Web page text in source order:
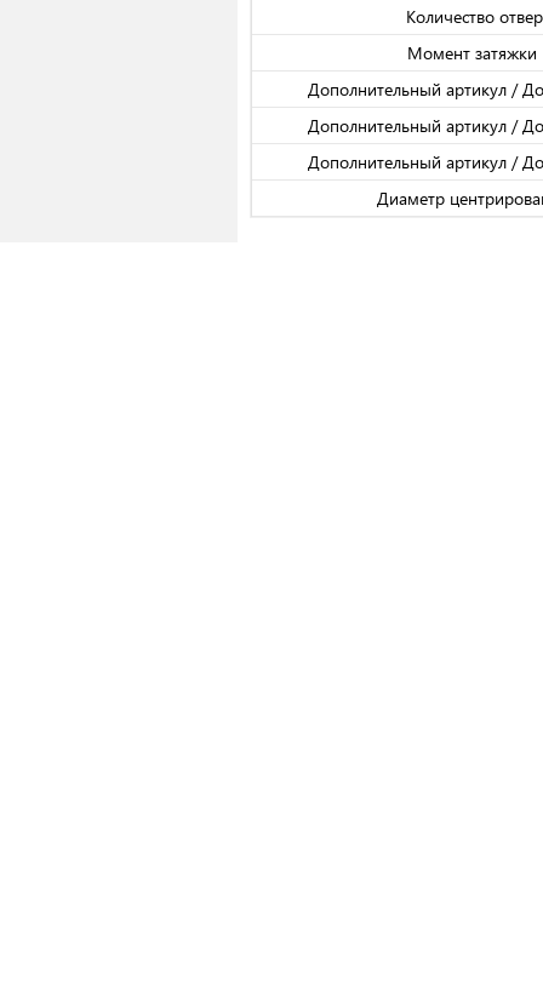
Количество
Момент
Дополнительный артикул /
Дополнительный артикул /
Дополнительный артикул /
Диаметр